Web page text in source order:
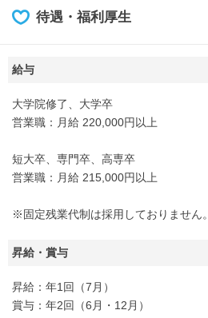
待遇・福利厚生
給与
大学院修了、大学卒
営業職：月給 220,000円以上
短大卒、専門卒、高専卒
営業職：月給 215,000円以上
※固定残業代制は採用しておりません。
昇給・賞与
昇給：年1回（7月）
賞与：年2回（6月・12月）